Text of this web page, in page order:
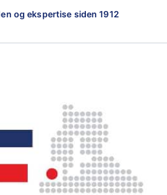
og ekspertise siden 1912